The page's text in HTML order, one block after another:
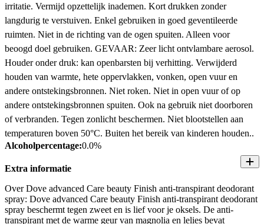
irritatie. Vermijd opzettelijk inademen. Kort drukken zonder
langdurig te verstuiven. Enkel gebruiken in goed geventileerde
ruimten. Niet in de richting van de ogen spuiten. Alleen voor
beoogd doel gebruiken. GEVAAR: Zeer licht ontvlambare aerosol.
Houder onder druk: kan openbarsten bij verhitting. Verwijderd
houden van warmte, hete oppervlakken, vonken, open vuur en
andere ontstekingsbronnen. Niet roken. Niet in open vuur of op
andere ontstekingsbronnen spuiten. Ook na gebruik niet doorboren
of verbranden. Tegen zonlicht beschermen. Niet blootstellen aan
temperaturen boven 50°C. Buiten het bereik van kinderen houden..
Alcoholpercentage:0.0%
Extra informatie
Over Dove advanced Care beauty Finish anti-transpirant deodorant
spray: Dove advanced Care beauty Finish anti-transpirant deodorant
spray beschermt tegen zweet en is lief voor je oksels. De anti-
transpirant met de warme geur van magnolia en lelies bevat